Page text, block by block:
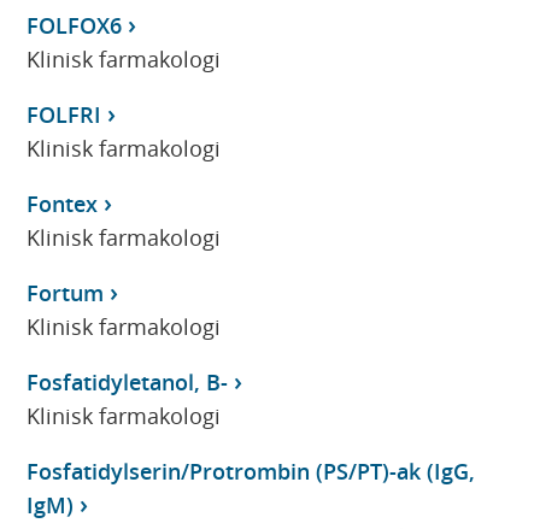
FOLFOX6
Klinisk farmakologi
FOLFRI
Klinisk farmakologi
Fontex
Klinisk farmakologi
Fortum
Klinisk farmakologi
Fosfatidyletanol, B-
Klinisk farmakologi
Fosfatidylserin/Protrombin (PS/PT)-ak (IgG,
IgM)